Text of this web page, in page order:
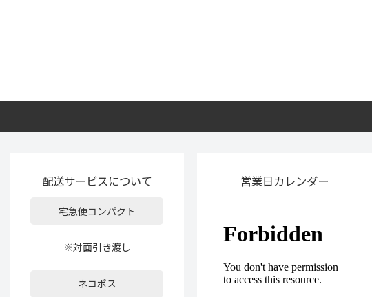
配送サービスについて
宅急便コンパクト
※対面引き渡し
ネコポス
営業日カレンダー